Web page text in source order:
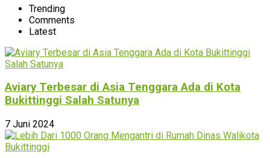
Trending
Comments
Latest
Aviary Terbesar di Asia Tenggara Ada di Kota
Bukittinggi Salah Satunya
7 Juni 2024